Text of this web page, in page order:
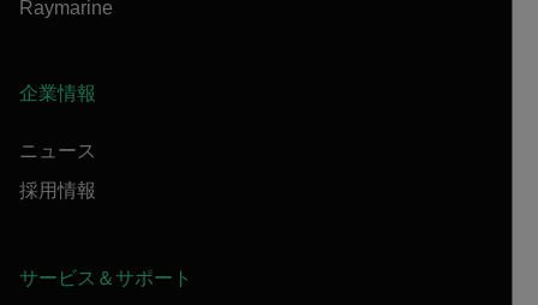
Raymarine
企業情報
ニュース
採用情報
サービス＆サポート